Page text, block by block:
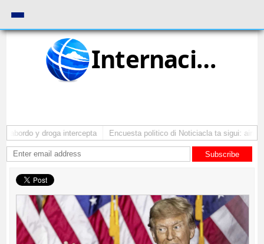
Internacional
abordo y droga intercepta Encuesta politico di Noticiacla ta sigui: ainda
Subscribe